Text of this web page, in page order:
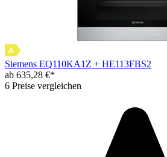
Siemens EQ110KA1Z + HE113FBS2
ab 635,28 €*
6 Preise vergleichen